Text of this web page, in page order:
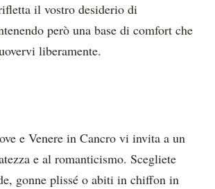
il vostro desiderio di
però una base di comfort che
liberamente.
e Venere in Cancro vi invita a un
e al romanticismo. Scegliete
gonne plissé o abiti in chiffon in